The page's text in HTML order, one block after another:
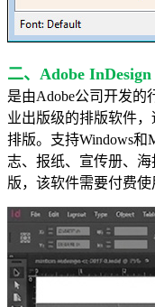
二、Adobe InDesign
是由Adobe公司开发的
业出版级的排版软件
排版。支持Windows和
志、报纸、宣传册、
版，该软件需要付费使